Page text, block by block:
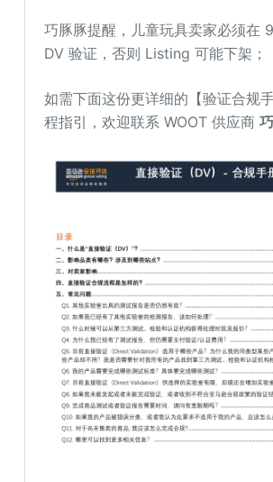
巧豚豚提醒，儿童玩具卖家必须在
DV 验证，否则 Listing 可能下架；
如需下面这份更详细的【验证合规
程指引，欢迎联系 WOOT 供应商